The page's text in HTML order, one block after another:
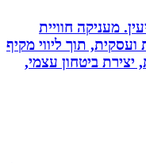
חוויית
תוך ליווי מקיף
ביטחון עצמי,